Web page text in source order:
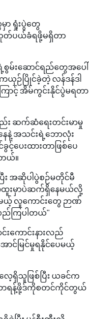
ာ ရှုံးပွဲတွေ
တ်ပယ်ခံရဖို့မရှိတာ
စွမ်းဆောင်ရည်တွေအပေါ်
ယှဉ်ပြိုင်ခဲ့တဲ့ လန်ဒန်ဒါ
ာင့် အိမ်ကွင်းနိုင်ပွဲမရတာ
း ဆက်ဆံရေးတင်းမာမှု
နဲ့ အသင်းရဲ့ဘောလုံး
ေးထားတာဖြစ်ပေ
ယ်။
း အဆိုပါပွဲစဉ်မတိုင်မီ
ာထူးမှာပဲဆက်ရှိနေမယ်လို့
ယ့် လူကောင်းတွေ ဉာဏ်
ည်ကြပါတယ်"
ကောင်းနားလည်
င်မြင်မှုရနိုင်ပေမယ့်
ေ့ရှိသူဖြစ်ပြီး ယခင်က
ဘရန့်ဖို့ဒ်ကိုစတင်ကိုင်တွယ်